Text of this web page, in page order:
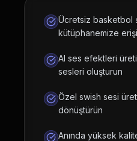
Ücretsiz basketbol
kütüphanemize
AI ses efektleri
sesleri oluşturun
Özel swish sesi
dönüştürün
Anında yüksek